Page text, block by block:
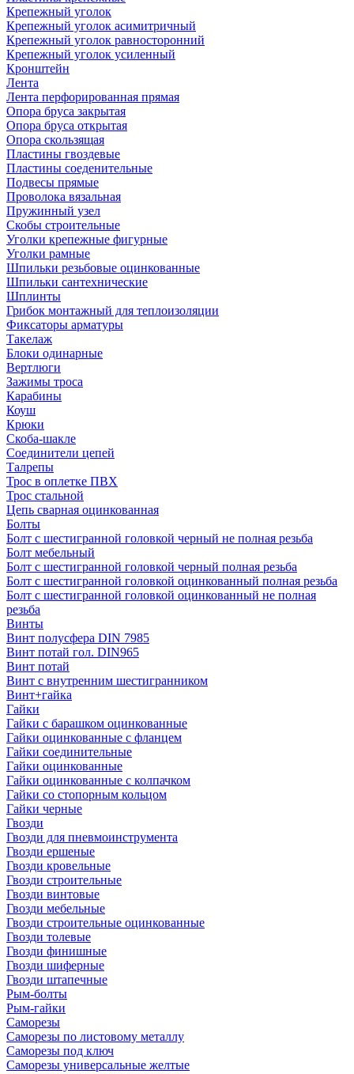
Крепежный уголок
Крепежный уголок асимитричный
Крепежный уголок равносторонний
Крепежный уголок усиленный
Кронштейн
Лента
Лента перфорированная прямая
Опора бруса закрытая
Опора бруса открытая
Опора скользящая
Пластины гвоздевые
Пластины соеденительные
Подвесы прямые
Проволока вязальная
Пружинный узел
Скобы строительные
Уголки крепежные фигурные
Уголки рамные
Шпильки резьбовые оцинкованные
Шпильки сантехнические
Шплинты
Грибок монтажный для теплоизоляции
Фиксаторы арматуры
Такелаж
Блоки одинарные
Вертлюги
Зажимы троса
Карабины
Коуш
Крюки
Скоба-шакле
Соединители цепей
Талрепы
Трос в оплетке ПВХ
Трос стальной
Цепь сварная оцинкованная
Болты
Болт с шестигранной головкой черный не полная резьба
Болт мебельный
Болт с шестигранной головкой черный полная резьба
Болт с шестигранной головкой оцинкованный полная резьба
Болт с шестигранной головкой оцинкованный не полная
резьба
Винты
Винт полусфера DIN 7985
Винт потай гол. DIN965
Винт потай
Винт с внутренним шестигранником
Винт+гайка
Гайки
Гайки с барашком оцинкованные
Гайки оцинкованные с фланцем
Гайки соединительные
Гайки оцинкованные
Гайки оцинкованные с колпачком
Гайки со стопорным кольцом
Гайки черные
Гвозди
Гвозди для пневмоинструмента
Гвозди ершеные
Гвозди кровельные
Гвозди строительные
Гвозди винтовые
Гвозди мебельные
Гвозди строительные оцинкованные
Гвозди толевые
Гвозди финишные
Гвозди шиферные
Гвозди штапечные
Рым-болты
Рым-гайки
Саморезы
Саморезы по листовому металлу
Саморезы под ключ
Саморезы универсальные желтые